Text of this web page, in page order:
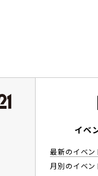
イベ
最新のイベン
月別のイベン